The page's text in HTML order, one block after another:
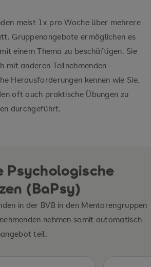
meist 1x pro Woche über mehrere
Gruppenangebote ermöglichen es
einem Thema zu beschäftigen. Sie
mit anderen Teilnehmenden
Herausforderungen kennen wie Sie.
oft auch praktische Übungen zu
durchgeführt.
Psychologische
(BaPsy)
in der BVB in den Mentorengruppen
nehmen somit automatisch
teil.